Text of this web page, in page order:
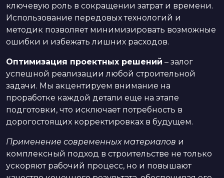
ключевую роль в сокращении затрат и времени.
Использование передовых технологий и
методик позволяет минимизировать возможные
ошибки и избежать лишних расходов.
Оптимизация проектных решений – залог
успешной реализации любой строительной
задачи. Мы акцентируем внимание на
проработке каждой детали еще на этапе
подготовки, что исключает потребность в
дорогостоящих корректировках в будущем.
Применение современных материалов и
комплексный подход в строительстве не только
ускоряют рабочий процесс, но и повышают